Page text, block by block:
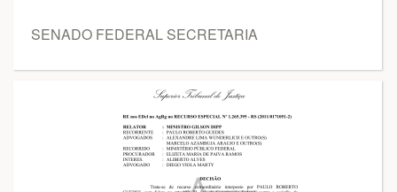
SENADO FEDERAL SECRETARIA